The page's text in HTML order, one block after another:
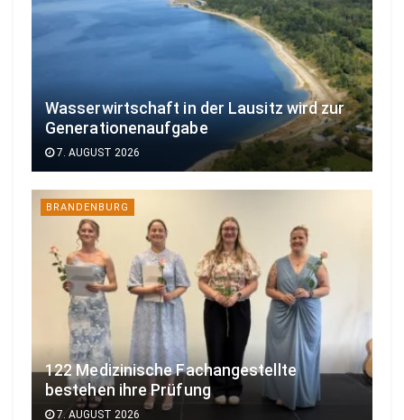
Wasserwirtschaft in der Lausitz wird zur
Generationenaufgabe
7. AUGUST 2026
BRANDENBURG
122 Medizinische Fachangestellte
bestehen ihre Prüfung
7. AUGUST 2026